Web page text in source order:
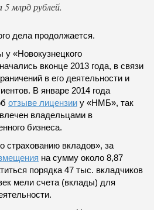
5 млрд рублей.
дела продолжается.
«Новокузнецкого
вконце 2013 года, в связи
в его деятельности и
В январе 2014 года
отзыве лицензии у «НМБ», так
владельцами в
бизнеса.
страхованию вкладов», за
на сумму около 8,87
порядка 47 тыс. вкладчиков
мели счета (вклады) для